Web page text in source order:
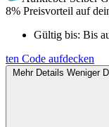
8% Preisvorteil auf
Gültig bis: Bis
ten Code aufdecken
Mehr Details Weniger